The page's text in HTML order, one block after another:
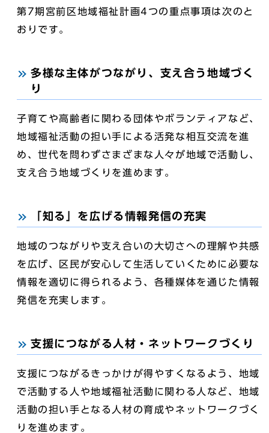
第7期宮前区地域福祉計画4つの重点事項は次のと
おりです。
多様な主体がつながり、支え合う地域づく
り
子育てや高齢者に関わる団体やボランティアなど、
地域福祉活動の担い手による活発な相互交流を進
め、世代を問わずさまざまな人々が地域で活動し、
支え合う地域づくりを進めます。
「知る」を広げる情報発信の充実
地域のつながりや支え合いの大切さへの理解や共感
を広げ、区民が安心して生活していくために必要な
情報を適切に得られるよう、各種媒体を通じた情報
発信を充実します。
支援につながる人材・ネットワークづくり
支援につながるきっかけが得やすくなるよう、地域
で活動する人や地域福祉活動に関わる人など、地域
活動の担い手となる人材の育成やネットワークづく
りを進めます。